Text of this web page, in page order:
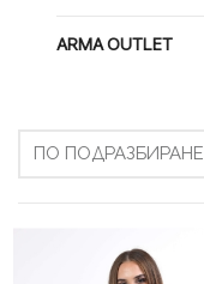
ARMA OUTLET
ПО ПОДРАЗБИРАНЕ